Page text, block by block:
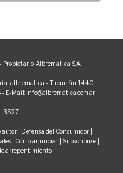
Albrematica S.A.
albrematica - Tucumán 1440
E-Mail: info@albrematica.com.ar
3527
autor Defensa del Consumidor
| Cómo anunciar| Subscribirse
arrepentimiento